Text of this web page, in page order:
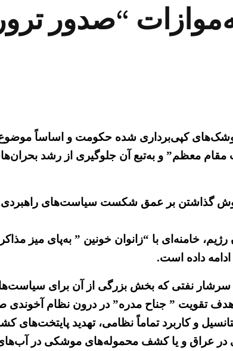
“صدور
کپی‌برداری شده حکومت و اساساً موضوع
معظم” و به‌تبع آن جلوگیری از رشد
سرپوش گذاشتن بر عمق شکست سیاست‌های
رژیم، خامنه‌ای با “زانوان خونین ” به‌پای
داده است.
سرشار نفتی که بخش بزرگی از آن برای
تقویت ” جناح مدره” در درون نظام
و کاربرد تماماً نظامی، تهدید
در عراق و یا کشف محموله‌های موشکی در